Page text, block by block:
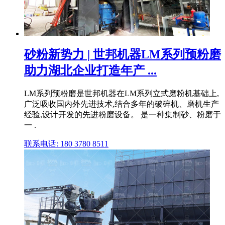
砂粉新势力 | 世邦机器LM系列预粉磨
助力湖北企业打造年产 ...
LM系列预粉磨是世邦机器在LM系列立式磨粉机基础上,
广泛吸收国内外先进技术,结合多年的破碎机、磨机生产
经验,设计开发的先进粉磨设备。 是一种集制砂、粉磨于
一 .
联系电话: 180 3780 8511